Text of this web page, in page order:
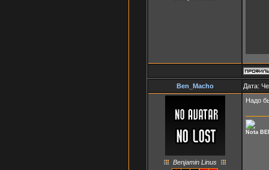
Ben_Macho Дата:
Benjamin Linus
Надо
Nota